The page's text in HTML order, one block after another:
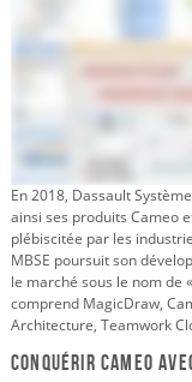
En 2018, Dassault
ainsi ses produits Cameo
plébiscitée par les
MBSE poursuit son
le marché sous le nom de
comprend MagicDraw,
Architecture, Teamwork
Conquérir Cameo